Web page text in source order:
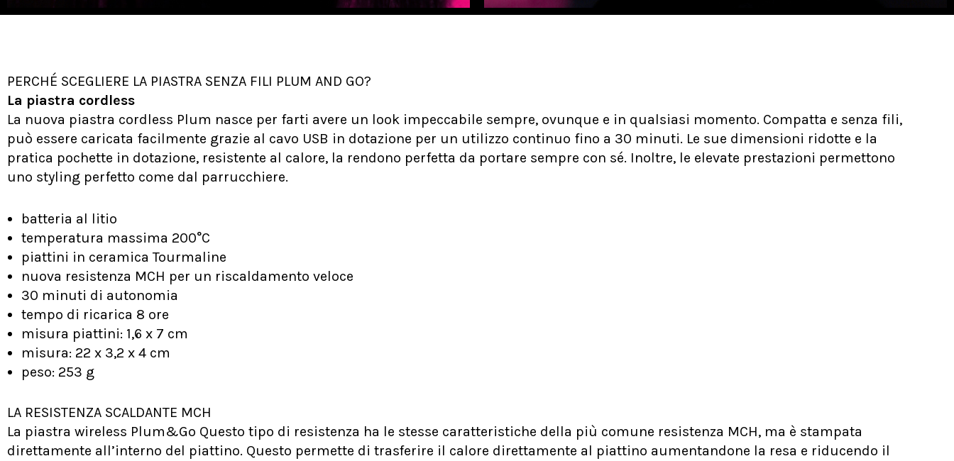
PERCHÉ SCEGLIERE LA PIASTRA SENZA FILI PLUM AND GO?
La piastra cordless
La nuova piastra cordless Plum nasce per farti avere un look impeccabile sempre, ovunque e in qualsiasi momento. Compatta e senza fili,
può essere caricata facilmente grazie al cavo USB in dotazione per un utilizzo continuo fino a 30 minuti. Le sue dimensioni ridotte e la
pratica pochette in dotazione, resistente al calore, la rendono perfetta da portare sempre con sé. Inoltre, le elevate prestazioni permettono
uno styling perfetto come dal parrucchiere.
batteria al litio
temperatura massima 200°C
piattini in ceramica Tourmaline
nuova resistenza MCH per un riscaldamento veloce
30 minuti di autonomia
tempo di ricarica 8 ore
misura piattini: 1,6 x 7 cm
misura: 22 x 3,2 x 4 cm
peso: 253 g
LA RESISTENZA SCALDANTE MCH
La piastra wireless Plum&Go Questo tipo di resistenza ha le stesse caratteristiche della più comune resistenza MCH, ma è stampata
direttamente all’interno del piattino. Questo permette di trasferire il calore direttamente al piattino aumentandone la resa e riducendo il